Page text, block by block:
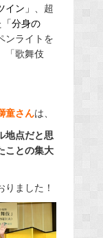
イン」
、超
「分身の
ンライトを
「歌舞伎
童さんは、
地点だと思
ことの集大
ました！